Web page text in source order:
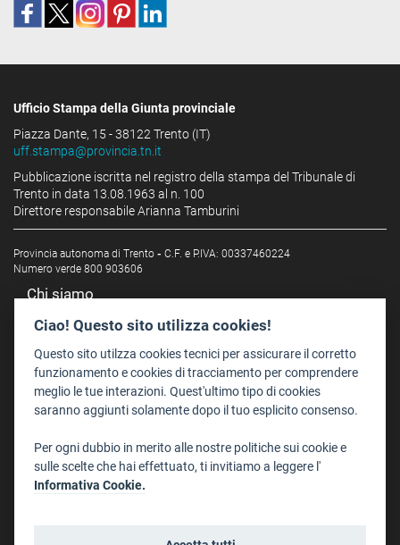
Ufficio Stampa della Giunta provinciale
Piazza Dante, 15 - 38122 Trento (IT)
uff.stampa@provincia.tn.it
Pubblicazione iscritta nel registro della stampa del Tribunale di
Trento in data 13.08.1963 al n. 100
Direttore responsabile Arianna Tamburini
Provincia autonoma di Trento - C.F. e P.IVA: 00337460224
Numero verde 800 903606
Chi siamo
Redazione
Staff
Format - Centro Audiovisivi
Trentino Film Commission
Dove Siamo
Struttura di riferimento
Ciao! Questo sito utilizza cookies!
Questo sito utilzza cookies tecnici per assicurare il corretto
funzionamento e cookies di tracciamento per comprendere
meglio le tue interazioni. Quest'ultimo tipo di cookies
saranno aggiunti solamente dopo il tuo esplicito consenso.
Per ogni dubbio in merito alle nostre politiche sui cookie e
sulle scelte che hai effettuato, ti invitiamo a leggere l'
Informativa Cookie.